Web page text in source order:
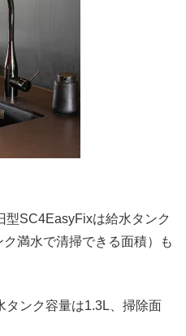
SC4EasyFixは給水タンク
満水で清掃できる面積）も
ンク容量は1.3L、掃除面